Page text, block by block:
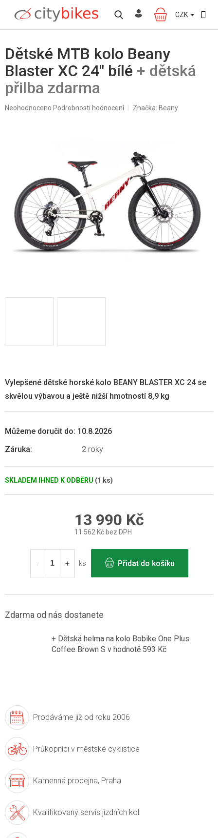
obsah
NÁKUPNÍ
KOŠÍK
CZK
Dětské MTB kolo Beany
Blaster XC 24" bílé + dětská
přilba zdarma
Průměrné
Neohodnoceno Podrobnosti hodnocení Značka: Beany
SKLADEM IHNED K ODBĚRU (1 ks)
Můžeme doručit do: 10.8.2026
Záruka: 2 roky
Zdarma od nás dostanete
+ Dětská helma na kolo Bobike One Plus
Coffee Brown S v hodnotě 593 Kč
Vylepšené dětské horské kolo BEANY BLASTER XC 24 se
skvělou výbavou a ještě nižší hmotností 8,9 kg
13 990 Kč
11 562 Kč bez DPH
cena:
ks
Přidat do košíku
Prodáváme již od roku 2006
Průkopníci v městské cyklistice
Kamenná prodejna, Praha
Kvalifikovaný servis jízdních kol